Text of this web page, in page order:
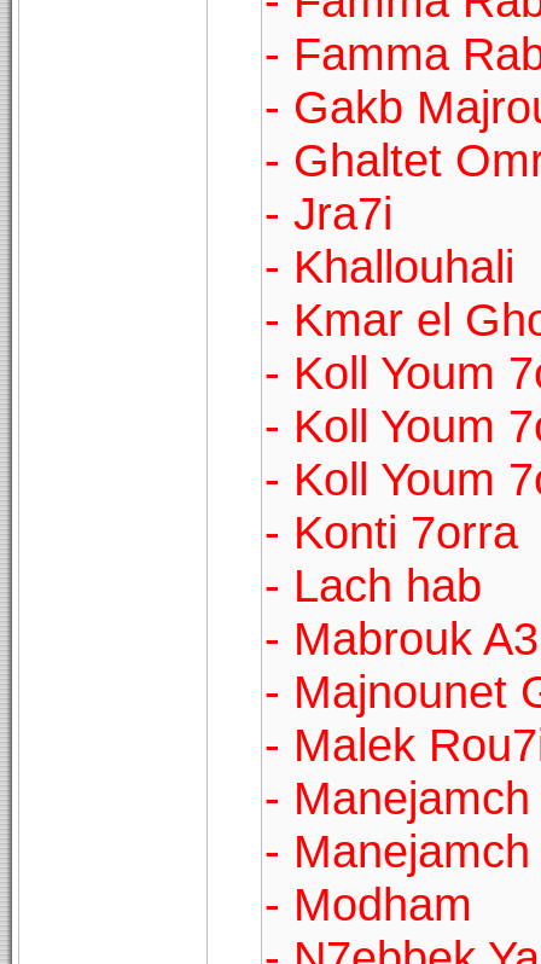
- Famma
- Gakb
- Ghaltet
- Jra7i
- Khallouhali
- Kmar el
- Koll Youm
- Koll Youm
- Koll Youm
- Konti 7orra
- Lach hab
- Mabrouk
- Majnounet
- Malek
-
-
- Modham